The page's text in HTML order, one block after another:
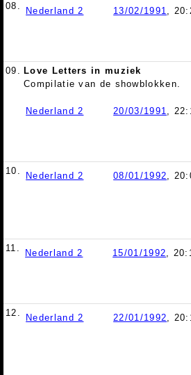
08. Nederland 2 13/02/1991,
09. Love Letters in muziek
Compilatie van de showblokken.
Nederland 2 20/03/1991,
10. Nederland 2 08/01/1992,
11. Nederland 2 15/01/1992,
12. Nederland 2 22/01/1992,